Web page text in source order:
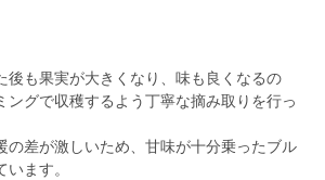
後も果実が大きくなり、味も良くなるの
ングで収穫するよう丁寧な摘み取りを行っ
の差が激しいため、甘味が十分乗ったブル
ます。